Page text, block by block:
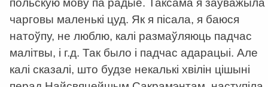
польскую мову па радыё. Таксама я заўважыла
чарговы маленькі цуд. Як я пісала, я баюся
натоўпу, не люблю, калі размаўляюць падчас
малітвы, і г.д. Так было і падчас адарацыі. Але
калі сказалі, што будзе некалькі хвілін цішыні